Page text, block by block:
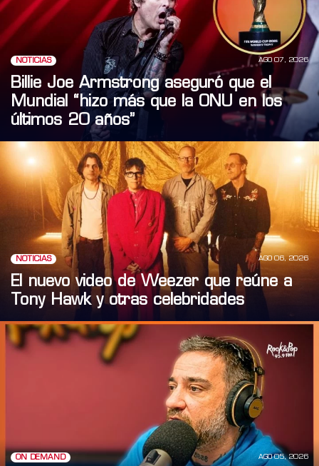
NOTICIAS AGO 07, 2026
Billie Joe Armstrong aseguró que el
Mundial “hizo más que la ONU en los
últimos 20 años”
NOTICIAS AGO 06, 2026
El nuevo video de Weezer que reúne a
Tony Hawk y otras celebridades
ON DEMAND AGO 05, 2026